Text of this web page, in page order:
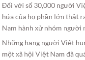
Đối với số 30,000 người
hứa của họ phần lớn thật
Nam hành xử nhóm người
Những hạng người Việt
một xã hội Việt Nam đã